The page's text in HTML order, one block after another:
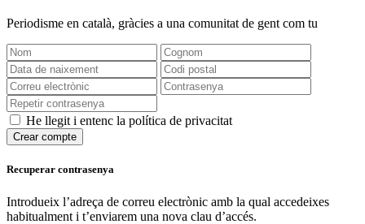
Periodisme en català, gràcies a una comunitat de gent com tu
He llegit i entenc la política de privacitat
Crear compte
Recuperar contrasenya
Introdueix l’adreça de correu electrònic amb la qual accedeixes
habitualment i t’enviarem una nova clau d’accés.